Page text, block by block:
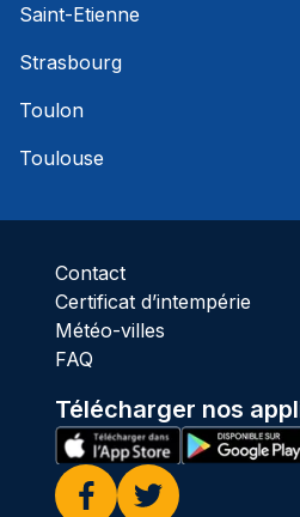
Saint-Etienne
Strasbourg
Toulon
Toulouse
Contact
Certificat d’intempérie
Météo-villes
FAQ
Télécharger nos